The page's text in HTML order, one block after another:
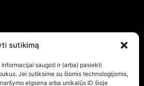
sutikimą
saugoti ir (arba) pasiekti
Jei sutiksime su šiomis technologijomis,
elgsena arba unikalūs ID šioje